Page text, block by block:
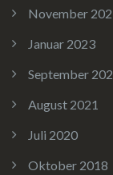
November
Januar 2023
September
August 2021
Juli 2020
Oktober 2018